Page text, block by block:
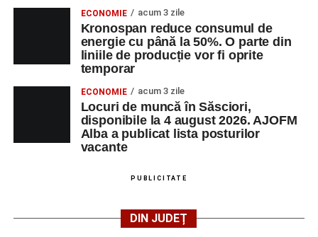
ECONOMIE acum 3 zile
Kronospan reduce consumul de
energie cu până la 50%. O parte din
liniile de producție vor fi oprite
temporar
ECONOMIE acum 3 zile
Locuri de muncă în Săsciori,
disponibile la 4 august 2026. AJOFM
Alba a publicat lista posturilor
vacante
PUBLICITATE
DIN JUDEȚ